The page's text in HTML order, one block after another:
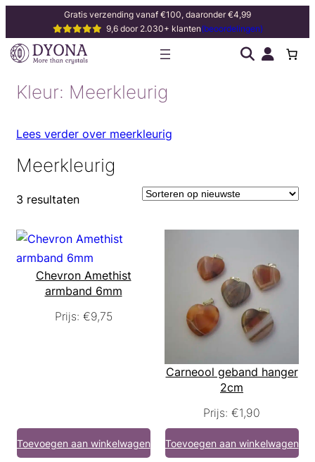
Gratis verzending vanaf €100, daaronder €4,99
9,6 door 2.030+ klanten(beoordelingen)
Kleur: Meerkleurig
Lees verder over meerkleurig
Meerkleurig
3 resultaten
Chevron Amethist
armband 6mm
Prijs: €9,75
Toevoegen aan winkelwagen
Carneool geband hanger
2cm
Prijs: €1,90
Toevoegen aan winkelwagen